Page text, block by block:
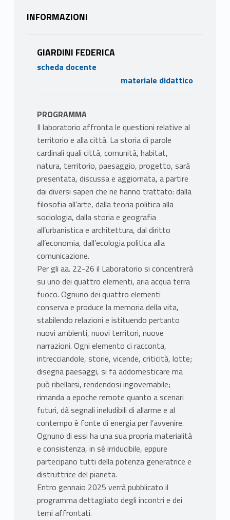
INFORMAZIONI
GIARDINI FEDERICA
scheda docente
materiale didattico
PROGRAMMA
Il laboratorio affronta le questioni relative al
territorio e alla città. La storia di parole
cardinali quali città, comunità, habitat,
natura, territorio, paesaggio, progetto, sarà
presentata, discussa e aggiornata, a partire
dai diversi saperi che ne hanno trattato: dalla
filosofia all’arte, dalla teoria politica alla
sociologia, dalla storia e geografia
all’urbanistica e architettura, dal diritto
all’economia, dall’ecologia politica alla
comunicazione.
Per gli aa. 22-26 il Laboratorio si concentrerà
su uno dei quattro elementi, aria acqua terra
fuoco. Ognuno dei quattro elementi
conserva e produce la memoria della vita,
stabilendo relazioni e istituendo pertanto
nuovi ambienti, nuovi territori, nuove
narrazioni. Ogni elemento ci racconta,
intrecciandole, storie, vicende, criticità, lotte;
disegna paesaggi, si fa addomesticare ma
può ribellarsi, rendendosi ingovernabile;
rimanda a epoche remote quanto a scenari
futuri, dà segnali ineludibili di allarme e al
contempo è fonte di energia per l’avvenire.
Ognuno di essi ha una sua propria materialità
e consistenza, in sé irriducibile, eppure
partecipano tutti della potenza generatrice e
distruttrice del pianeta.
Entro gennaio 2025 verrà pubblicato il
programma dettagliato degli incontri e dei
temi affrontati.